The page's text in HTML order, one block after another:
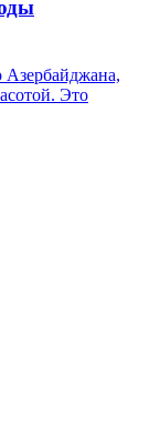
Азербайджана,
Это